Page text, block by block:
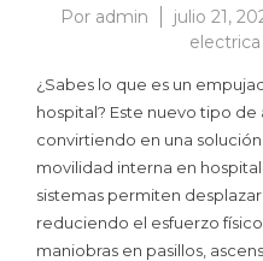
Por admin julio 21,
¿Sabes lo que es un
hospital? Este nuevo tipo de
convirtiendo en una
movilidad interna en
sistemas permiten
reduciendo el esfuerzo
maniobras en pasillos,